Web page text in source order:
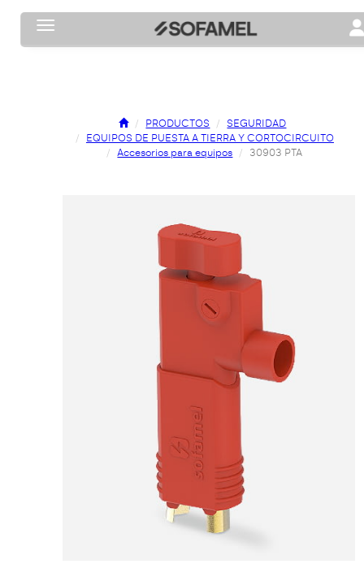
Toggle navigation
PRODUCTOS
SEGURIDAD
EQUIPOS DE PUESTA A TIERRA Y CORTOCIRCUITO
Accesorios para equipos
30903 PTA